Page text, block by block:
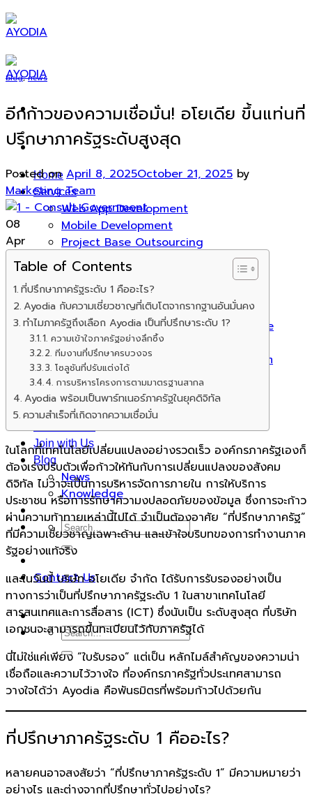
Skip
to
Home
Services
Web App Development
Mobile Development
Project Base Outsourcing
IT Consulting
IT Solutions
Enterprise AI Solution
Products
Advance Technology Human Resource
Management
Hospital Advantage Operation System
Occupational Health Risk System
PromptCure Solution
Case Studies
Join with Us
Blog
News
Knowledge
Contact Us
blog,news
อีกก้าวของความเชื่อมั่น! อโยเดีย ขึ้นแท่นที่
ปรึกษาภาครัฐระดับสูงสุด
Posted onApril 8, 2025October 21, 2025 by
Marketing Team
08
Apr
Table of Contents
ที่ปรึกษาภาครัฐระดับ 1 คืออะไร?
Ayodia กับความเชี่ยวชาญที่เติบโตจากรากฐานอันมั่นคง
ทำไมภาครัฐถึงเลือก Ayodia เป็นที่ปรึกษาระดับ 1?
1. ความเข้าใจภาครัฐอย่างลึกซึ้ง
2. ทีมงานที่ปรึกษาครบวงจร
3. โซลูชันที่ปรับแต่งได้
4. การบริหารโครงการตามมาตรฐานสากล
Ayodia พร้อมเป็นพาร์ทเนอร์ภาครัฐในยุคดิจิทัล
ความสำเร็จที่เกิดจากความเชื่อมั่น
ในโลกที่เทคโนโลยีเปลี่ยนแปลงอย่างรวดเร็ว องค์กรภาครัฐเองก็
ต้องเร่งปรับตัวเพื่อก้าวให้ทันกับการเปลี่ยนแปลงของสังคม
ดิจิทัล ไม่ว่าจะเป็นการบริหารจัดการภายใน การให้บริการ
ประชาชน หรือการรักษาความงปลอดภัยของข้อมูล ซึ่งการจะก้าว
ผ่านความท้าทายเหล่านี้ไปได้ จำเป็นต้องอาศัย “ที่ปรึกษาภาครัฐ”
ที่มีความเชี่ยวชาญเฉพาะด้าน และเข้าใจบริบทของการทำงานภาค
รัฐอย่างแท้จริง
และในวันนี้ บริษัท อโยเดีย จำกัด ได้รับการรับรองอย่างเป็น
ทางการว่าเป็นที่ปรึกษาภาครัฐระดับ 1 ในสาขาเทคโนโลยี
สารสนเทศและการสื่อสาร (ICT) ซึ่งนับเป็น ระดับสูงสุด ที่บริษัท
เอกชนจะสามารถขึ้นทะเบียนไว้กับภาครัฐได้
นี่ไม่ใช่แค่เพียง “ใบรับรอง” แต่เป็น หลักไมล์สำคัญของความน่า
เชื่อถือและความไว้วางใจ ที่องค์กรภาครัฐทั่วประเทศสามารถ
วางใจได้ว่า Ayodia คือพันธมิตรที่พร้อมก้าวไปด้วยกัน
ที่ปรึกษาภาครัฐระดับ 1 คืออะไร?
หลายคนอาจสงสัยว่า “ที่ปรึกษาภาครัฐระดับ 1” มีความหมายว่า
อย่างไร และต่างจากที่ปรึกษาทั่วไปอย่างไร?